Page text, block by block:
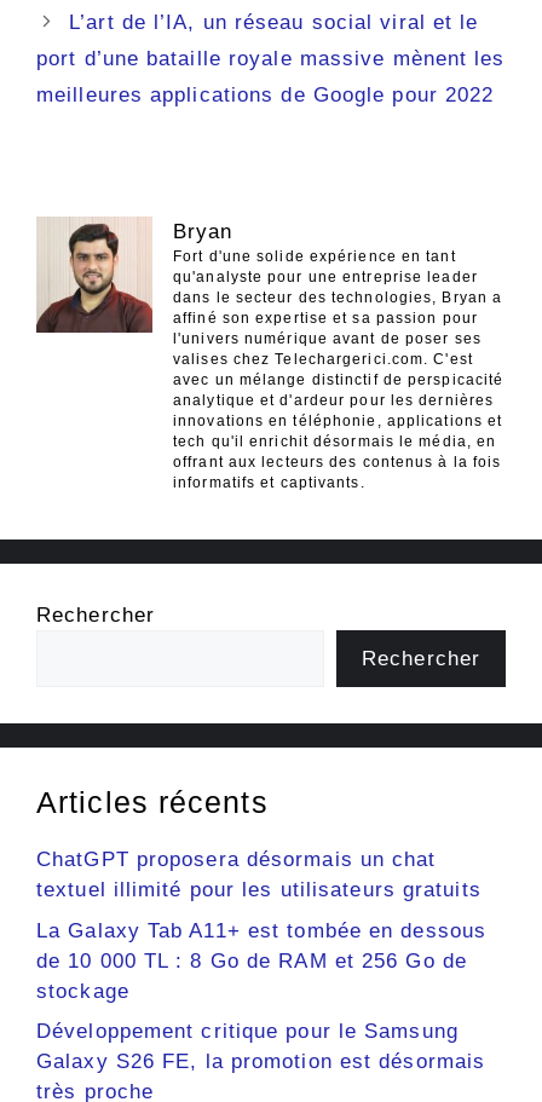
L’art de l’IA, un réseau social viral et le
port d’une bataille royale massive mènent les
meilleures applications de Google pour 2022
Bryan
Fort d'une solide expérience en tant
qu'analyste pour une entreprise leader
dans le secteur des technologies, Bryan a
affiné son expertise et sa passion pour
l'univers numérique avant de poser ses
valises chez Telechargerici.com. C'est
avec un mélange distinctif de perspicacité
analytique et d'ardeur pour les dernières
innovations en téléphonie, applications et
tech qu'il enrichit désormais le média, en
offrant aux lecteurs des contenus à la fois
informatifs et captivants.
Rechercher
Rechercher
Articles récents
ChatGPT proposera désormais un chat
textuel illimité pour les utilisateurs gratuits
La Galaxy Tab A11+ est tombée en dessous
de 10 000 TL : 8 Go de RAM et 256 Go de
stockage
Développement critique pour le Samsung
Galaxy S26 FE, la promotion est désormais
très proche